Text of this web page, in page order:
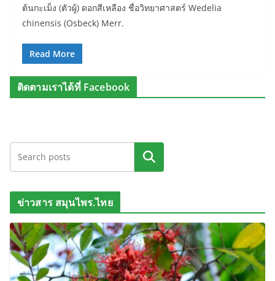
ต้นกะเม็ง (ตัวผู้) ดอกสีเหลือง ชื่อวิทยาศาสตร์ Wedelia
chinensis (Osbeck) Merr.
Read More
ติดตามเราได้ที่ Facebook
ค้นหา
ข่าวสาร สมุนไพร.ไทย